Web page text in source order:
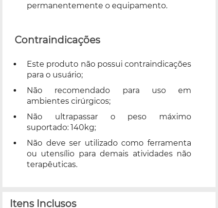
permanentemente o equipamento.
Contraindicações
Este produto não possui contraindicações
para o usuário;
Não recomendado para uso em
ambientes cirúrgicos;
Não ultrapassar o peso máximo
suportado: 140kg;
Não deve ser utilizado como ferramenta
ou utensílio para demais atividades não
terapêuticas.
Itens Inclusos